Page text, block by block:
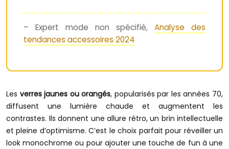
– Expert mode non spécifié, Analyse des
tendances accessoires 2024
Les verres jaunes ou orangés, popularisés par les années 70,
diffusent une lumière chaude et augmentent les
contrastes. Ils donnent une allure rétro, un brin intellectuelle
et pleine d’optimisme. C’est le choix parfait pour réveiller un
look monochrome ou pour ajouter une touche de fun à une